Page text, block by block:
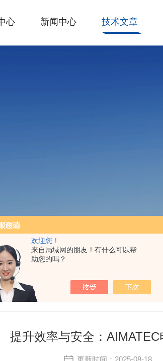
欢迎您！
来自局域网的朋友！有什么可以帮
助您的吗？
心 新闻中心 技术文章
我的位
提升效率与安全：
更新时间：2025-08-18